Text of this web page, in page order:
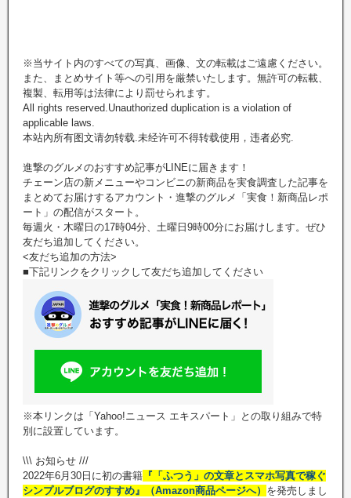
※当サイト内のすべての写真、画像、文の転載はご遠慮ください。
また、まとめサイト等への引用を厳禁いたします。無許可の転載、
複製、転用等は法律により罰せられます。
All rights reserved.Unauthorized duplication is a violation of
applicable laws.
本站內所有图文请勿转载.未经许可不得转载使用，违者必究.
進撃のグルメのおすすめ記事がLINEに届きます！
チェーン店の新メニューやコンビニの新商品を実食調査した記事を
まとめてお届けするアカウント・進撃のグルメ「実食！新商品レポ
ート」の配信がスタート。
毎週火・木曜日の17時04分、土曜日9時00分にお届けします。ぜひ
友だち追加してください。
<友だち追加の方法>
■下記リンクをクリックして友だち追加してください
※本リンクは「Yahoo!ニュース エキスパート」との取り組みで特
別に設置しています。
\\\ お知らせ ///
2022年6月30日に初の書籍 『「ふつう」の文章とスマホ写真で稼ぐ
シンプルブログのすすめ』（Amazon商品ページへ） を発売しまし